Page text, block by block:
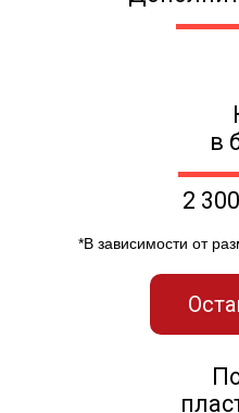
в
2
*В зависимости от